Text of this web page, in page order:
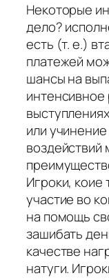
Некоторые
дело?
есть (т. е.)
платежей
шансы на
или
воздействий
Игроки,
участие во
на помощь
зашибать
качестве
натуги.